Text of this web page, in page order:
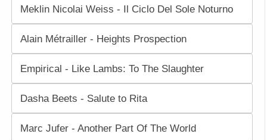
Meklin Nicolai Weiss - Il Ciclo Del Sole Noturno
Alain Métrailler - Heights Prospection
Empirical - Like Lambs: To The Slaughter
Dasha Beets - Salute to Rita
Marc Jufer - Another Part Of The World